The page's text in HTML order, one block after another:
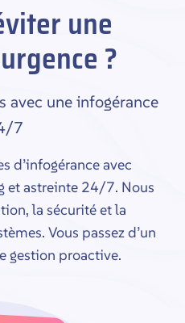
une
?
avec une infogérance
7
d’infogérance avec
et astreinte 24/7. Nous
la sécurité et la
Vous passez d’un
gestion proactive.